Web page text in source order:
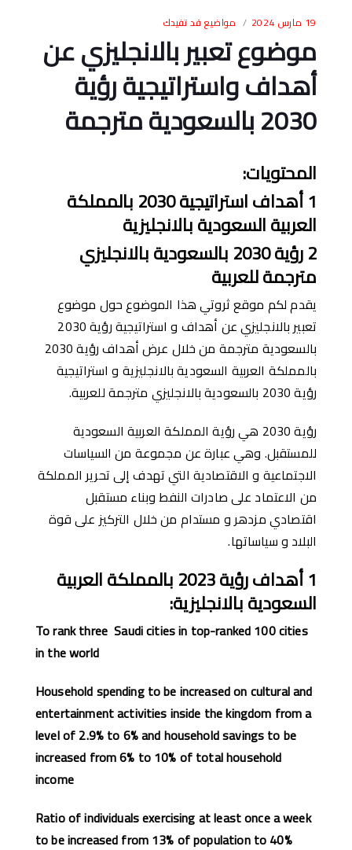
19 مارس 2024 مواضيع قد تفيدك
موضوع تعبير بالانجليزي عن
أهداف واستراتيجية رؤية
2030 بالسعودية مترجمة
المحتويات:
1أهدافاستراتيجية2030بالمملكة
العربية السعوديةبالانجليزية
2رؤية2030بالسعودية بالانجليزي
مترجمة للعربية
يقدم لكم موقع ثروتي هذا الموضوع حول موضوع
تعبير بالانجليزي عن أهداف و استراتيجية رؤية 2030
بالسعودية مترجمة من خلال عرض أهداف رؤية 2030
بالمملكة العربية السعودية بالانجليزية و استراتيجية
رؤية 2030 بالسعودية بالانجليزي مترجمة للعربية.
رؤية 2030 هي رؤية المملكة العربية السعودية
للمستقبل. وهي عبارة عن مجموعة من السياسات
الاجتماعية و الاقتصادية التي تهدف إلى تحرير المملكة
من الاعتماد على صادرات النفط وبناء مستقبل
اقتصادي مزدهر و مستدام من خلال التركيز على قوة
البلاد و سياساتها.
1أهداف رؤية2023بالمملكة العربية
السعوديةبالانجليزية:
To rank three Saudi cities in top-ranked 100 cities
in the world
Household spending to be increased on cultural and
entertainment activities inside the kingdom from a
level of 2.9% to 6% and household savings to be
increased from 6% to 10% of total household
income
Ratio of individuals exercising at least once a week
to be increased from 13% of population to 40%